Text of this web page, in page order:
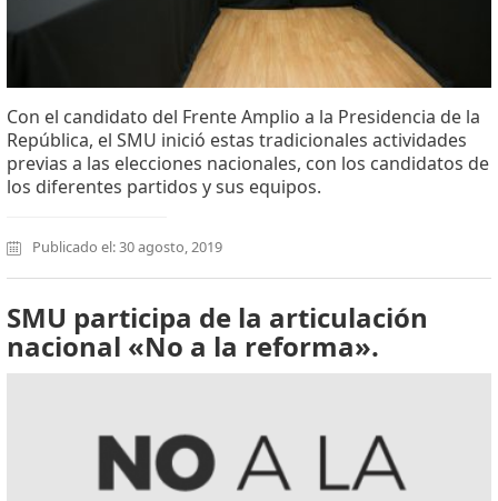
Con el candidato del Frente Amplio a la Presidencia de la
República, el SMU inició estas tradicionales actividades
previas a las elecciones nacionales, con los candidatos de
los diferentes partidos y sus equipos.
Publicado el: 30 agosto, 2019
SMU participa de la articulación
nacional «No a la reforma».